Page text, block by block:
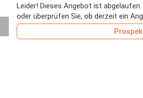
Leider! Dieses Angebot ist
oder überprüfen Sie, ob derzeit ein